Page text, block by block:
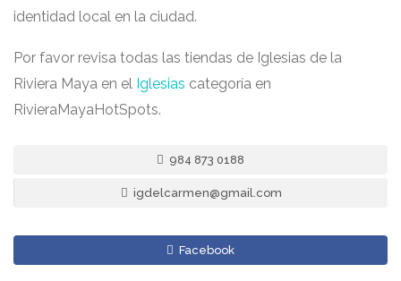
identidad local en la ciudad.
Por favor revisa todas las tiendas de Iglesias de la
Riviera Maya en el Iglesias categoría en
RivieraMayaHotSpots.
984 873 0188
igdelcarmen@gmail.com
Facebook